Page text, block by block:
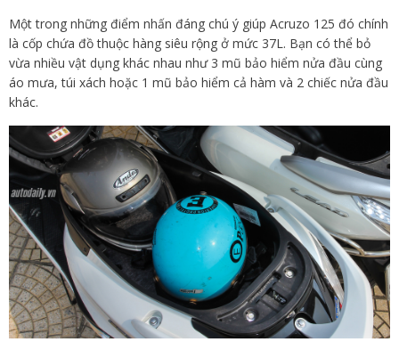
Một trong những điểm nhấn đáng chú ý giúp Acruzo 125 đó chính
là cốp chứa đồ thuộc hàng siêu rộng ở mức 37L. Bạn có thể bỏ
vừa nhiều vật dụng khác nhau như 3 mũ bảo hiểm nửa đầu cùng
áo mưa, túi xách hoặc 1 mũ bảo hiểm cả hàm và 2 chiếc nửa đầu
khác.